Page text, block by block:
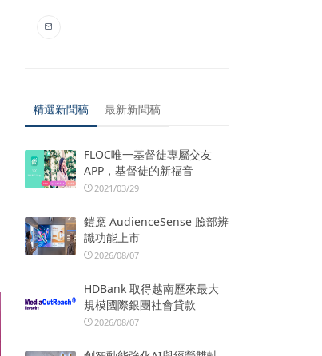
精選新聞稿 最新新聞稿
FLOC唯一基督徒專屬交友
APP，基督徒的新福音
2021/03/29
鎧應 AudienceSense 臉部辨
識功能上市
2026/08/07
HDBank 取得越南歷來最大
規模國際銀團社會貸款
2026/08/07